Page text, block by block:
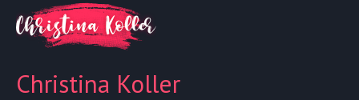
Christina Koller